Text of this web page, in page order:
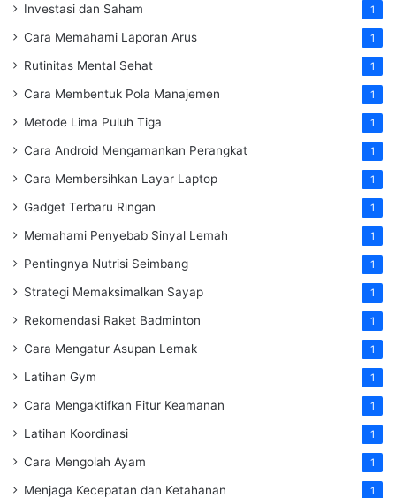
Investasi dan Saham 1
Cara Memahami Laporan Arus 1
Rutinitas Mental Sehat 1
Cara Membentuk Pola Manajemen 1
Metode Lima Puluh Tiga 1
Cara Android Mengamankan Perangkat 1
Cara Membersihkan Layar Laptop 1
Gadget Terbaru Ringan 1
Memahami Penyebab Sinyal Lemah 1
Pentingnya Nutrisi Seimbang 1
Strategi Memaksimalkan Sayap 1
Rekomendasi Raket Badminton 1
Cara Mengatur Asupan Lemak 1
Latihan Gym 1
Cara Mengaktifkan Fitur Keamanan 1
Latihan Koordinasi 1
Cara Mengolah Ayam 1
Menjaga Kecepatan dan Ketahanan 1